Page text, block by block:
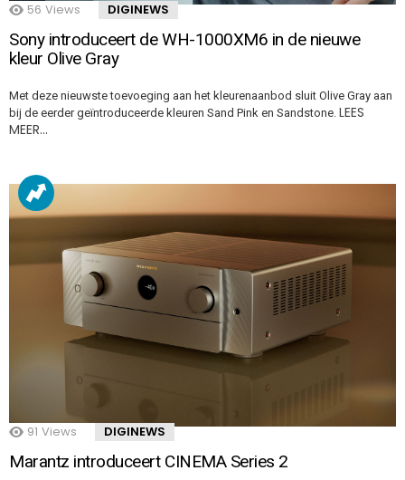
56 Views DIGINEWS
Sony introduceert de WH-1000XM6 in de nieuwe
kleur Olive Gray
Met deze nieuwste toevoeging aan het kleurenaanbod sluit Olive Gray aan
bij de eerder geïntroduceerde kleuren Sand Pink en Sandstone. LEES
MEER…
91 Views DIGINEWS
Marantz introduceert CINEMA Series 2